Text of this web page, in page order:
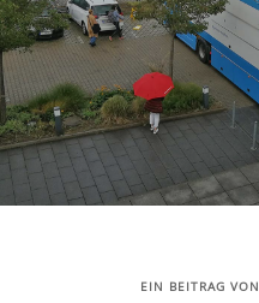
EIN BEITRAG